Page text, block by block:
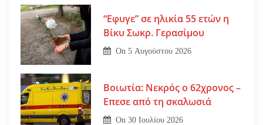
“Εφυγε” σε ηλικία 55 ετών η
Βίκυ Σωκρ. Γερασίμου
On5 Αυγούστου 2026
Βοιωτία: Νεκρός ο 62χρονος –
Επεσε από τη σκαλωσιά
On30 Ιουλίου 2026